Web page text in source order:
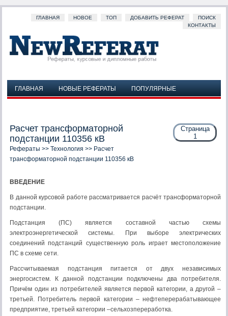
ГЛАВНАЯ НОВОЕ ТОП ДОБАВИТЬ РЕФЕРАТ
ПОИСК
КОНТАКТЫ
ГЛАВНАЯ НОВЫЕ РЕФЕРАТЫ
ПОПУЛЯРНЫЕ
Страница
1
Расчет трансформаторной
подстанции 110356 кВ
Рефераты >> Технология >> Расчет
трансформаторной подстанции 110356 кВ
ВВЕДЕНИЕ
В данной курсовой работе рассматривается расчёт трансформаторной
подстанции.
Подстанция (ПС) является составной частью схемы
электроэнергетической системы. При выборе электрических
соединений подстанций существенную роль играет местоположение
ПС в схеме сети.
Рассчитываемая подстанция питается от двух независимых
энергосистем. К данной подстанции подключены два потребителя.
Причём один из потребителей является первой категории, а другой –
третьей. Потребитель первой категории – нефтеперерабатывающее
предприятие, третьей категории –сельхозпереработка.